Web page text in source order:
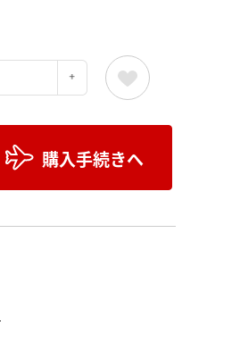
購入手続きへ